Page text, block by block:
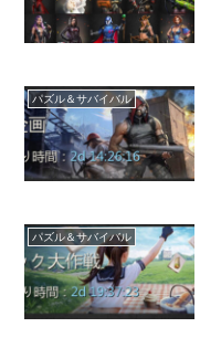
パズル＆サバイバル
パズル＆サバイバル